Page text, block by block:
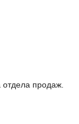
продаж.